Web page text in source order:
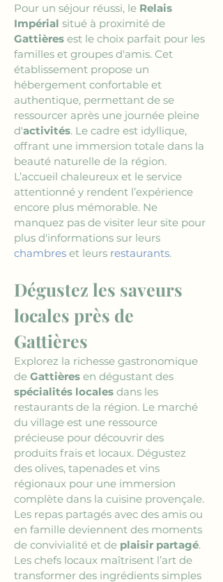
Pour un séjour réussi, le Relais
Impérial situé à proximité de
Gattières est le choix parfait pour les
familles et groupes d'amis. Cet
établissement propose un
hébergement confortable et
authentique, permettant de se
ressourcer après une journée pleine
d'activités. Le cadre est idyllique,
offrant une immersion totale dans la
beauté naturelle de la région.
L’accueil chaleureux et le service
attentionné y rendent l’expérience
encore plus mémorable. Ne
manquez pas de visiter leur site pour
plus d'informations sur leurs
chambres et leurs restaurants.
Dégustez les saveurs
locales près de
Gattières
Explorez la richesse gastronomique
de Gattières en dégustant des
spécialités locales dans les
restaurants de la région. Le marché
du village est une ressource
précieuse pour découvrir des
produits frais et locaux. Dégustez
des olives, tapenades et vins
régionaux pour une immersion
complète dans la cuisine provençale.
Les repas partagés avec des amis ou
en famille deviennent des moments
de convivialité et de plaisir partagé.
Les chefs locaux maîtrisent l’art de
transformer des ingrédients simples